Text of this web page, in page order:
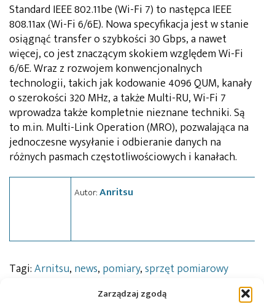
Zarządzaj zgodą
Standard IEEE 802.11be (Wi-Fi 7) to następca IEEE
808.11ax (Wi-Fi 6/6E). Nowa specyfikacja jest w stanie
osiągnąć transfer o szybkości 30 Gbps, a nawet
więcej, co jest znaczącym skokiem względem Wi-Fi
6/6E. Wraz z rozwojem konwencjonalnych
technologii, takich jak kodowanie 4096 QUM, kanały
o szerokości 320 MHz, a także Multi-RU, Wi-Fi 7
wprowadza także kompletnie nieznane techniki. Są
to m.in. Multi-Link Operation (MRO), pozwalająca na
jednoczesne wysyłanie i odbieranie danych na
różnych pasmach częstotliwościowych i kanałach.
Autor:Anritsu
Tagi:Arnitsu, news, pomiary,sprzęt pomiarowy